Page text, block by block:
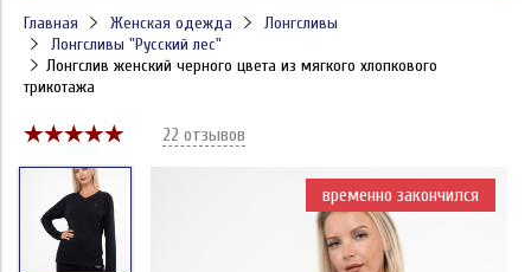
Главная Женская одежда
Лонгсливы
Лонгсливы "Русский лес"
Лонгслив женский черного цвета из мягкого хлопкового
трикотажа
22 отзывов
временно закончился